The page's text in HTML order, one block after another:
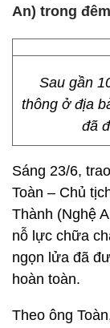
An) trong
Sau gần
thông ở địa
đã
Sáng 23/6,
Toàn – Chủ
Thành (Nghệ
nỗ lực chữa
ngọn lửa đã
hoàn toàn.
Theo ông